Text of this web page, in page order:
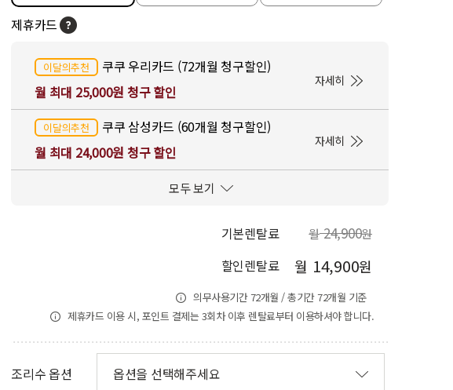
제휴카드
이달의추천
쿠쿠 우리카드 (72개월 청구할인)
월 최대 25,000원 청구 할인
자세히
이달의추천
쿠쿠 삼성카드 (60개월 청구할인)
월 최대 24,000원 청구 할인
자세히
모두 보기
기본렌탈료 월24,900원
할인렌탈료 월 14,900원
의무사용기간 72개월 / 총기간 72개월 기준
제휴카드 이용 시, 포인트 결제는 3회차 이후 렌탈료부터 이용하셔야 합니다.
조리수 옵션 옵션을 선택해주세요